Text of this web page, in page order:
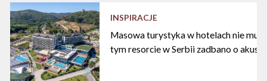
INSPIRACJE
Masowa turystyka w hotelach nie musi
tym resorcie w Serbii zadbano o